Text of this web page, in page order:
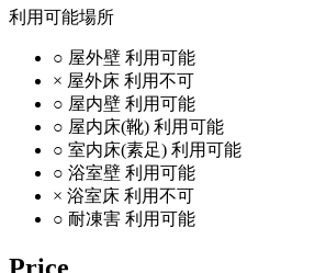
利用可能場所
○ 屋外壁 利用可能
× 屋外床 利用不可
○ 屋内壁 利用可能
○ 屋内床(靴) 利用可能
○ 室内床(素足) 利用可能
○ 浴室壁 利用可能
× 浴室床 利用不可
○ 耐凍害 利用可能
Price